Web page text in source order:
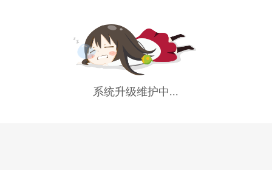
系统升级维护中...